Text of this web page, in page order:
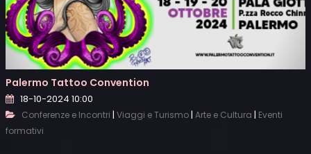
Palermo Tattoo Convention
18-10-2024 10:00
Conferenze e Incontri | Viaggi e Turismo | Arte e Cultura | Eventi
formativi